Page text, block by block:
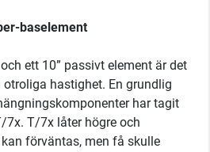
baselement
ett 10” passivt element är det
hastighet. En grundlig
har tagit
T/7x låter högre och
förväntas, men få skulle